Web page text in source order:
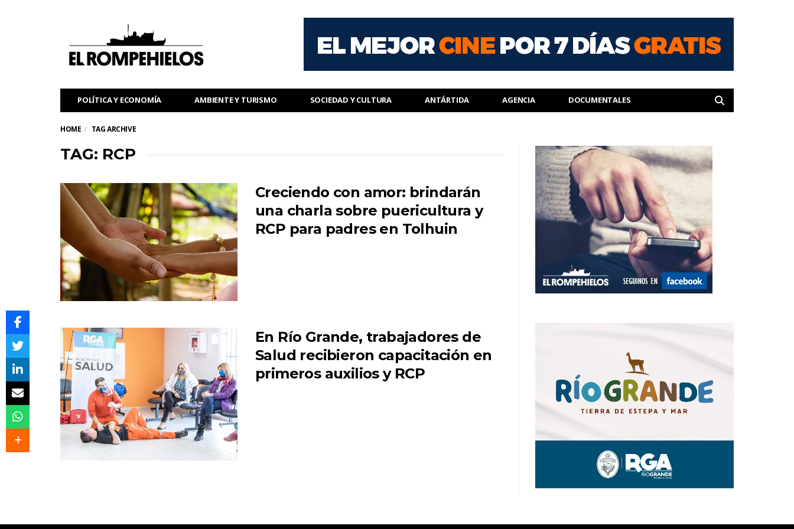
POLÍTICA Y ECONOMÍA AMBIENTE Y TURISMO SOCIEDAD Y CULTURA ANTÁRTIDA AGENCIA DOCUMENTALES
HOME TAG ARCHIVE
TAG: RCP
Creciendo con amor: brindarán
una charla sobre puericultura y
RCP para padres en Tolhuin
En Río Grande, trabajadores de
Salud recibieron capacitación en
primeros auxilios y RCP